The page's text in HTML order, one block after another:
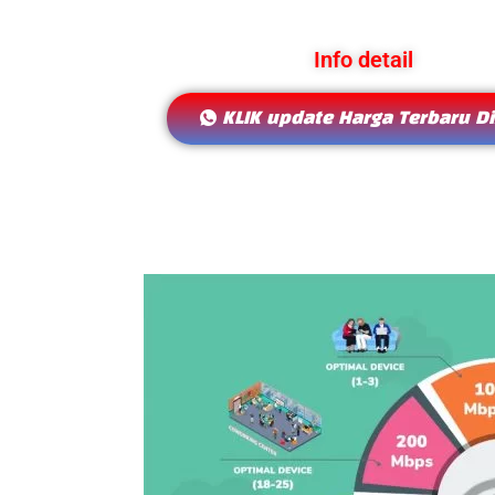
Info detail
KLIK update Harga Terbaru